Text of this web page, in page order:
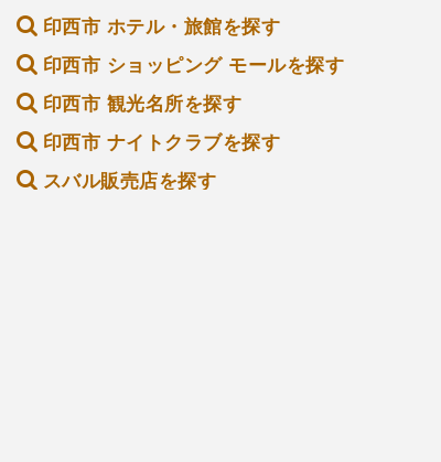
印西市 ホテル・旅館を探す
印西市 ショッピング モールを探す
印西市 観光名所を探す
印西市 ナイトクラブを探す
スバル販売店を探す